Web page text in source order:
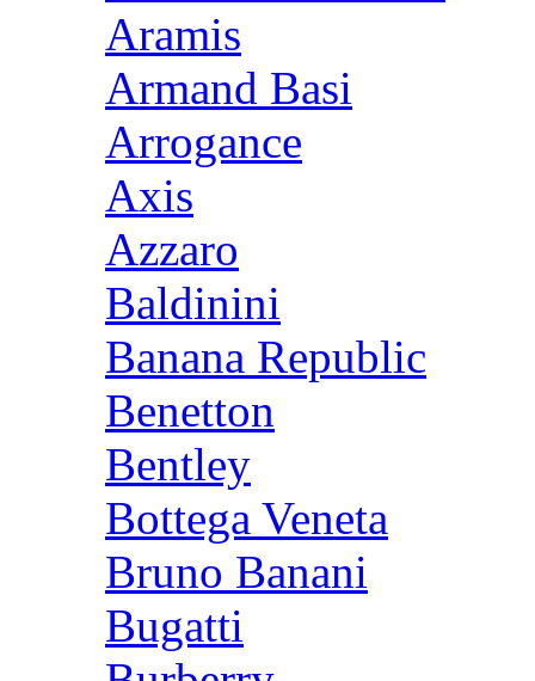
Aramis
Armand Basi
Arrogance
Axis
Azzaro
Baldinini
Banana Republic
Benetton
Bentley
Bottega Veneta
Bruno Banani
Bugatti